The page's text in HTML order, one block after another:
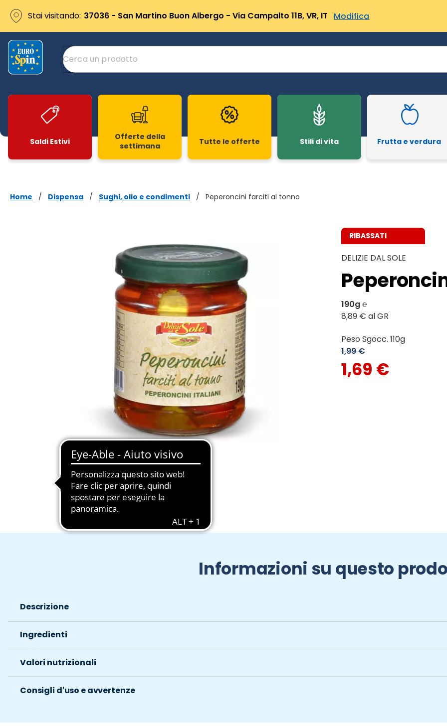
Stai visitando: 37036 - San Martino Buon Albergo - Via Campalto 11B, VR, IT Modifica
Saldi Estivi
Offerte della
settimana
Tutte le offerte Stili di vita Frutta e verdura
Home / Dispensa / Sughi, olio e condimenti / Peperoncini farciti al tonno
Slide 1 di 2
RIBASSATI
DELIZIE DAL SOLE
190g ℮
8,89 € al GR
Peso Sgocc. 110g
1,99 €
1,69 €
Informazioni su questo
Descrizione
Ingredienti
Valori nutrizionali
Consigli d'uso e avvertenze